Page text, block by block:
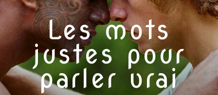
Les mots
justes pour
parler vrai